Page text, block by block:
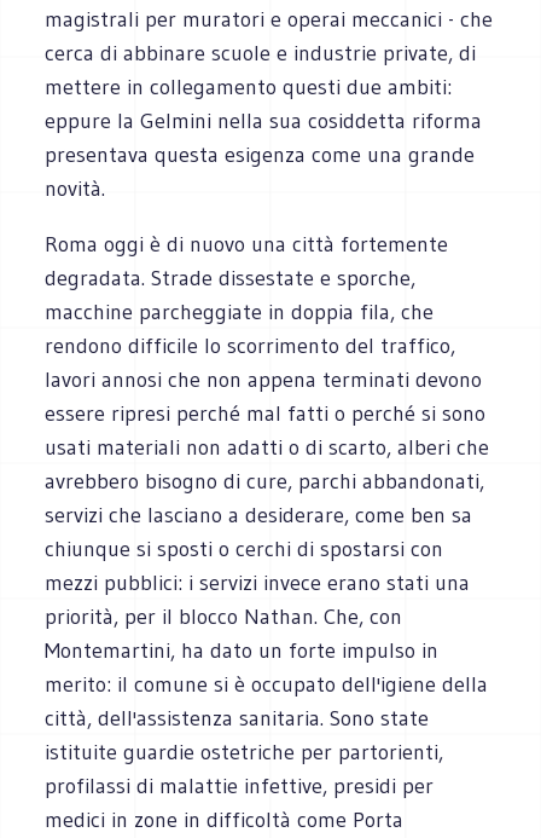
magistrali per muratori e operai meccanici - che
cerca di abbinare scuole e industrie private, di
mettere in collegamento questi due ambiti:
eppure la Gelmini nella sua cosiddetta riforma
presentava questa esigenza come una grande
novità.
Roma oggi è di nuovo una città fortemente
degradata. Strade dissestate e sporche,
macchine parcheggiate in doppia fila, che
rendono difficile lo scorrimento del traffico,
lavori annosi che non appena terminati devono
essere ripresi perché mal fatti o perché si sono
usati materiali non adatti o di scarto, alberi che
avrebbero bisogno di cure, parchi abbandonati,
servizi che lasciano a desiderare, come ben sa
chiunque si sposti o cerchi di spostarsi con
mezzi pubblici: i servizi invece erano stati una
priorità, per il blocco Nathan. Che, con
Montemartini, ha dato un forte impulso in
merito: il comune si è occupato dell'igiene della
città, dell'assistenza sanitaria. Sono state
istituite guardie ostetriche per partorienti,
profilassi di malattie infettive, presidi per
medici in zone in difficoltà come Porta